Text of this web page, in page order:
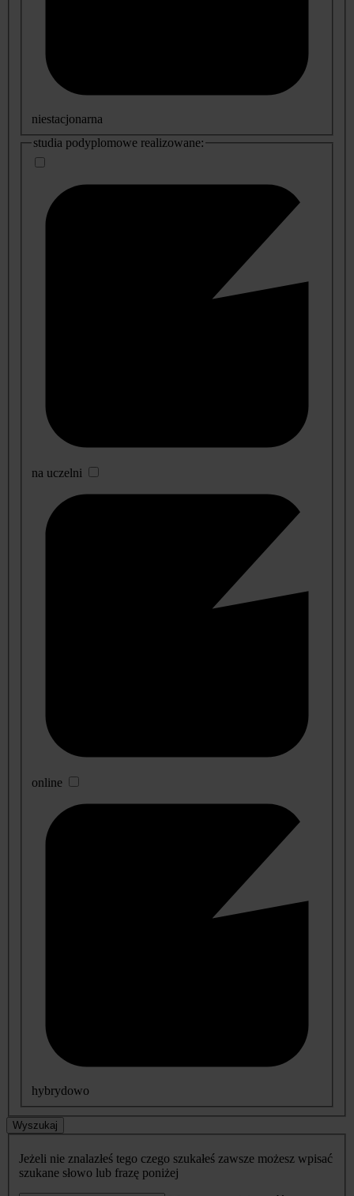
niestacjonarna
studia podyplomowe realizowane:
na uczelni
online
hybrydowo
Wyszukaj
Jeżeli nie znalazłeś tego czego szukałeś zawsze możesz wpisać
szukane słowo lub frazę poniżej